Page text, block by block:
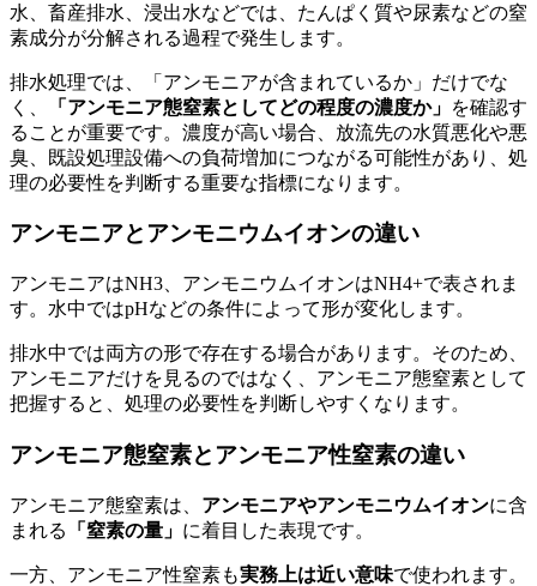
水、畜産排水、浸出水などでは、たんぱく質や尿素などの窒
素成分が分解される過程で発生します。
排水処理では、「アンモニアが含まれているか」だけでな
く、
「アンモニア態窒素としてどの程度の濃度か」 を確認す
ることが重要です。濃度が高い場合、放流先の水質悪化や悪
臭、既設処理設備への負荷増加につながる可能性があり、処
理の必要性を判断する重要な指標になります。
アンモニアとアンモニウムイオンの違い
アンモニアはNH3、アンモニウムイオンはNH4+で表されま
す。水中ではpHなどの条件によって形が変化します。
排水中では両方の形で存在する場合があります。そのため、
アンモニアだけを見るのではなく、アンモニア態窒素として
把握すると、処理の必要性を判断しやすくなります。
アンモニア態窒素とアンモニア性窒素の違い
アンモニア態窒素は、 アンモニアやアンモニウムイオンに含
まれる
「窒素の量」 に着目した表現です。
一方、アンモニア性窒素も実務上は近い意味で使われます。